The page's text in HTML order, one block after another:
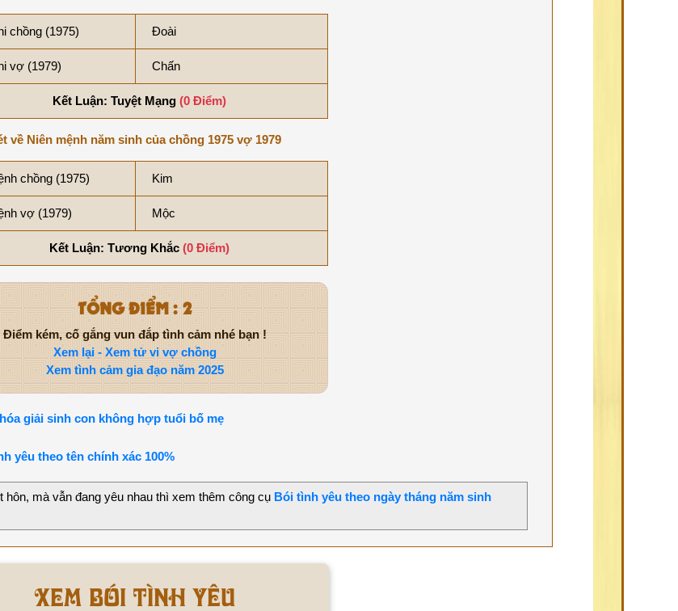
chồng (1975) Đoài
vợ (1979) Chấn
Kết Luận: Tuyệt Mạng (0 Điểm)
về Niên mệnh năm sinh của chồng 1975 vợ 1979
chồng (1975) Kim
vợ (1979) Mộc
Kết Luận: Tương Khắc (0 Điểm)
TỔNG ĐIỂM : 2
Điểm kém, cố gắng vun đắp tình cảm nhé bạn !
Xem lại - Xem tử vi vợ chồng
Xem tình cảm gia đạo năm 2025
giải sinh con không hợp tuổi bố mẹ
yêu theo tên chính xác 100%
mà vẫn đang yêu nhau thì xem thêm công cụ Bói tình yêu theo ngày tháng năm sinh
Xem bói tình yêu